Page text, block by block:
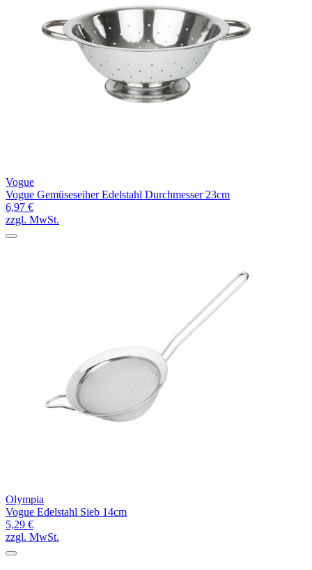
Vogue
Vogue Gemüseseiher Edelstahl Durchmesser 23cm
6,97 €
zzgl. MwSt.
Olympia
Vogue Edelstahl Sieb 14cm
5,29 €
zzgl. MwSt.